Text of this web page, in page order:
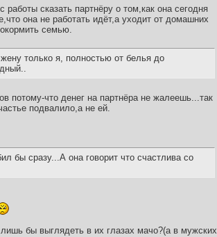
сказать партнёру о том,как она сегодня
она не работать идёт,а уходит от домашних
семью.
только я, полностью от белья до
потому-что денег на партнёра не жалеешь...так
подвалило,а не ей.
бы сразу...А она говорит что счастлива со
бы выглядеть в их глазах мачо?(а в мужских